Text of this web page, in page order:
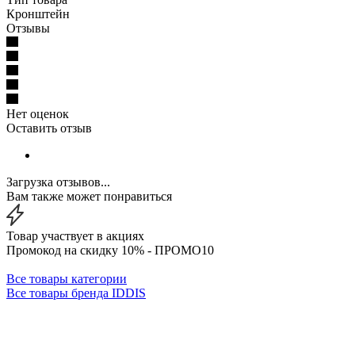
Кронштейн
Отзывы
Нет оценок
Оставить отзыв
Загрузка отзывов...
Вам также может понравиться
Товар участвует в акциях
Промокод на скидку 10% - ПРОМО10
Все товары категории
Все товары бренда IDDIS